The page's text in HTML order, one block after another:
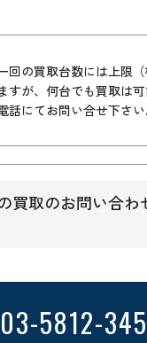
回の買取台数には上限
すが、何台でも買取は可
話にてお問い合せ下さい
買取のお問い合わ
03-5812-